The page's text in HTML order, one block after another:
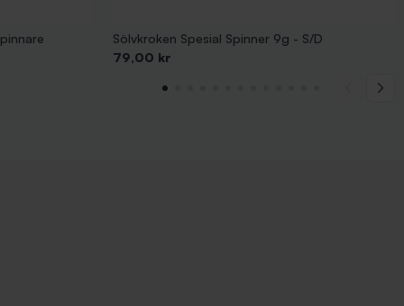
Sölvkroken Spesial Spinner 9g - S/D
Pris
79,00 kr